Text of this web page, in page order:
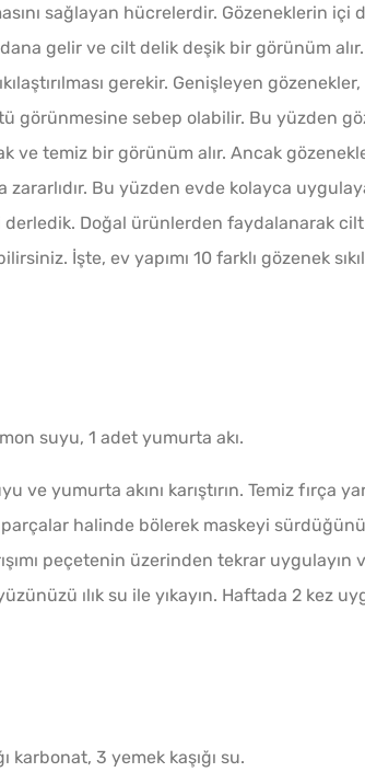
sağlayan hücrelerdir. Gözeneklerin içi
gelir ve cilt delik deşik bir görünüm
gerekir. Genişleyen
görünmesine sebep olabilir. Bu yüzden
ve temiz bir görünüm alır. Ancak
zararlıdır. Bu yüzden evde kolayca
derledik. Doğal ürünlerden faydalanarak
İşte, ev yapımı 10 farklı gözenek
suyu, 1 adet yumurta akı.
ve yumurta akını karıştırın. Temiz fırça
halinde bölerek maskeyi
peçetenin üzerinden tekrar uygulayın
ılık su ile yıkayın. Haftada 2 kez
karbonat, 3 yemek kaşığı su.